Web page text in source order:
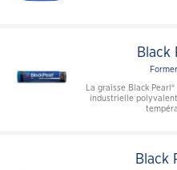
Black
La graisse Black
industrielle
Black